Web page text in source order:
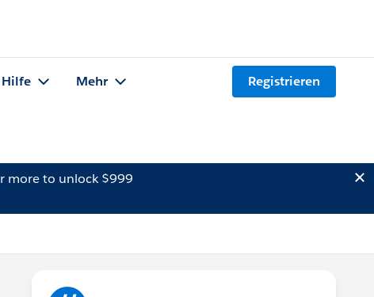
Hilfe Mehr Registrieren
more to unlock $999